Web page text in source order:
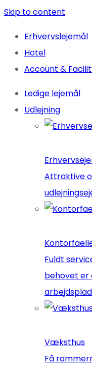
Skip to content
Erhvervslejemål
Hotel
Account &
Ledige lejemål
Udlejning
Attraktive
Fuldt
behovet er
Væksthus
Få